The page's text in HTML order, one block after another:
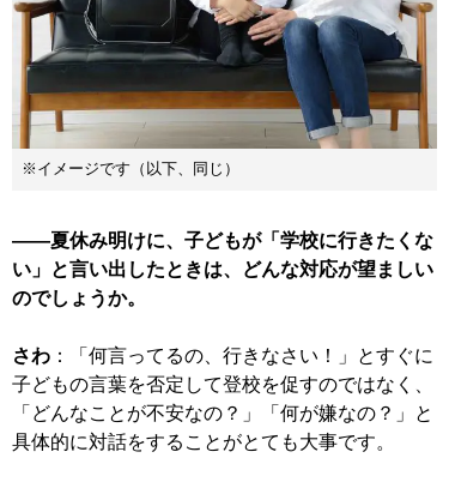
※イメージです（以下、同じ）
――夏休み明けに、子どもが「学校に行きたくな
い」と言い出したときは、どんな対応が望ましい
のでしょうか。
さわ ：「何言ってるの、行きなさい！」とすぐに
子どもの言葉を否定して登校を促すのではなく、
「どんなことが不安なの？」「何が嫌なの？」と
具体的に対話をすることがとても大事です。